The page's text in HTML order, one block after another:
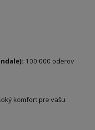
100 000 oderov
komfort pre vašu